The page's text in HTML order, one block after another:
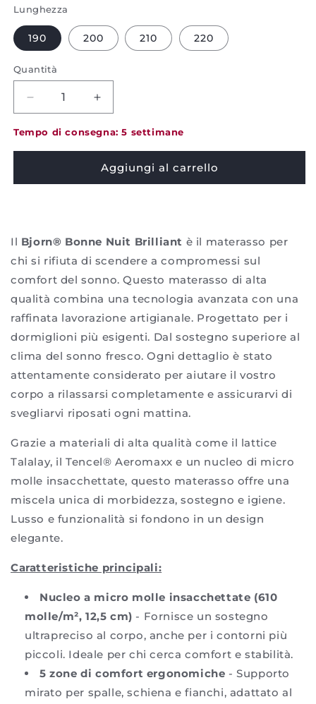
Lunghezza
190 200 210 220
Quantità
Diminuire
la
quantità
per
Aumentare
la
quantità
per
Materasso
Bjorn
Tempo di consegna: 5 settimane
Aggiungi al carrello
Il Bjorn® Bonne Nuit Brilliant è il materasso per
chi si rifiuta di scendere a compromessi sul
comfort del sonno. Questo materasso di alta
qualità combina una tecnologia avanzata con una
raffinata lavorazione artigianale. Progettato per i
dormiglioni più esigenti. Dal sostegno superiore al
clima del sonno fresco. Ogni dettaglio è stato
attentamente considerato per aiutare il vostro
corpo a rilassarsi completamente e assicurarvi di
svegliarvi riposati ogni mattina.
Grazie a materiali di alta qualità come il lattice
Talalay, il Tencel® Aeromaxx e un nucleo di micro
molle insacchettate, questo materasso offre una
miscela unica di morbidezza, sostegno e igiene.
Lusso e funzionalità si fondono in un design
elegante.
Caratteristiche principali:
Nucleo a micro molle insacchettate (610
molle/m², 12,5 cm) - Fornisce un sostegno
ultrapreciso al corpo, anche per i contorni più
piccoli. Ideale per chi cerca comfort e stabilità.
5 zone di comfort ergonomiche - Supporto
mirato per spalle, schiena e fianchi, adattato al